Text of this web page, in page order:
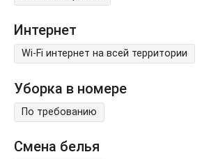
Интернет
Wi-Fi интернет на всей территории
Уборка в номере
По требованию
Смена белья